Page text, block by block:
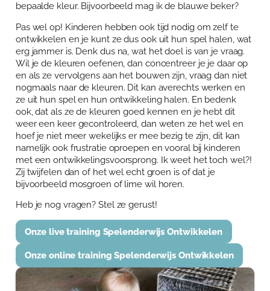
bepaalde kleur. Bijvoorbeeld mag ik de blauwe beker?
Pas wel op! Kinderen hebben ook tijd nodig om zelf te
ontwikkelen en je kunt ze dus ook uit hun spel halen, wat
erg jammer is. Denk dus na, wat het doel is van je vraag.
Wil je de kleuren oefenen, dan concentreer je je daar op
en als ze vervolgens aan het bouwen zijn, vraag dan niet
nogmaals naar de kleuren. Dit kan averechts werken en
ze uit hun spel en hun ontwikkeling halen. En bedenk
ook, dat als ze de kleuren goed kennen en je hebt dit
weer een keer gecontroleerd, dan weten ze het wel en
hoef je niet meer wekelijks er mee bezig te zijn, dit kan
namelijk ook frustratie oproepen en vooral bij kinderen
met een ontwikkelingsvoorsprong. Ik weet het toch wel?!
Zij twijfelen dan of het wel echt groen is of dat je
bijvoorbeeld mosgroen of lime wil horen.
Heb je nog vragen? Stel ze gerust!
Onze live training Spelenderwijs Ontwikkelen
Onze online training Spelenderwijs Ontwikkelen